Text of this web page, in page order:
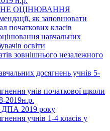
ОЦІНЮВАННЯ
як заповнювати
початкових класів
навчальних
освіти
зовнішнього незалежного
досягнень учнів 5-
унів початкової щколи
2019н.р.
ДПА 2019 року
учнів 1-4 класів у